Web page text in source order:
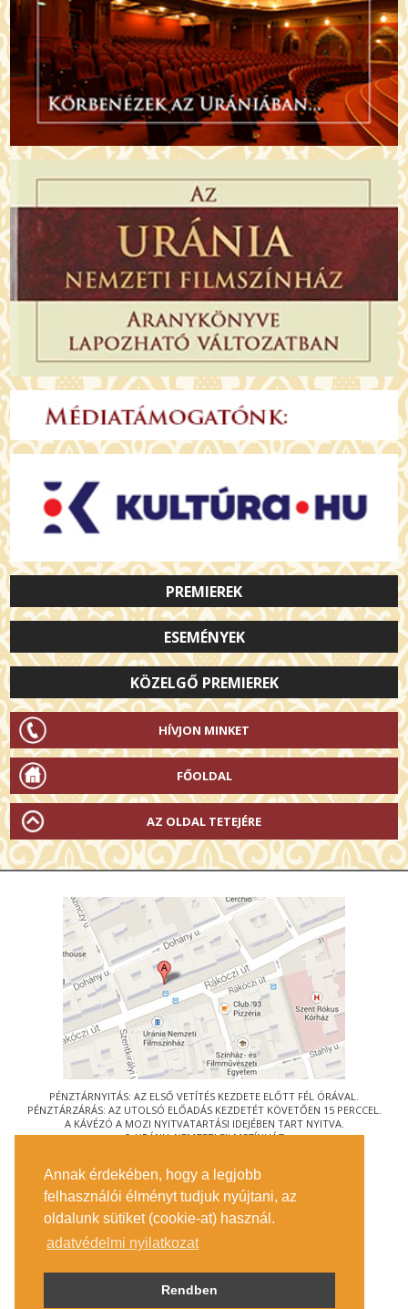
Annak érdekében, hogy a legjobb
felhasználói élményt tudjuk nyújtani, az
oldalunk sütiket (cookie-at) használ.
adatvédelmi nyilatkozat
Rendben
PREMIEREK
ESEMÉNYEK
KÖZELGŐ PREMIEREK
HÍVJON MINKET
FŐOLDAL
AZ OLDAL TETEJÉRE
PÉNZTÁRNYITÁS: AZ ELSŐ VETÍTÉS KEZDETE ELŐTT FÉL ÓRÁVAL.
PÉNZTÁRZÁRÁS: AZ UTOLSÓ ELŐADÁS KEZDETÉT KÖVETŐEN 15 PERCCEL.
A KÁVÉZÓ A MOZI NYITVATARTÁSI IDEJÉBEN TART NYITVA.
© URÁNIA NEMZETI FILMSZÍNHÁZ
1088 BUDAPEST, RÁKÓCZI ÚT 21.
MEGKÖZELÍTÉS
JEGYINFORMÁCIÓ
ÍRJON NEKÜNK!
KÖZÉRDEKŰ ADATOK